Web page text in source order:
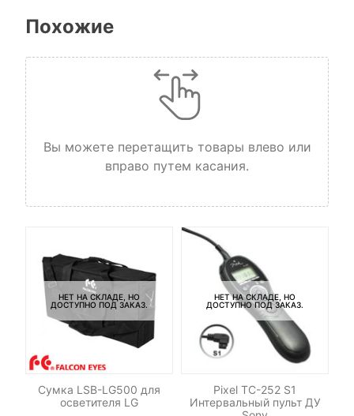
Похожие
Вы можете перетащить товары влево или
вправо путем касания.
НЕТ НА СКЛАДЕ, НО
ДОСТУПНО ПОД ЗАКАЗ.
Сумка LSB-LG500 для
осветителя LG
НЕТ НА СКЛАДЕ, НО
ДОСТУПНО ПОД ЗАКАЗ.
Pixel TC-252 S1
Интервальный пульт ДУ